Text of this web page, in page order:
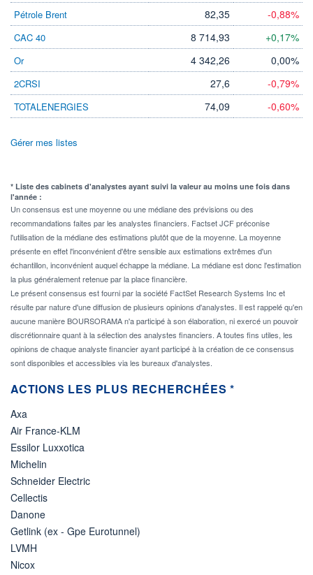
Pétrole Brent 82,35 -0,88%
CAC 40 8 714,93 +0,17%
Or 4 342,26 0,00%
2CRSI 27,6 -0,79%
TOTALENERGIES 74,09 -0,60%
Gérer mes listes
* Liste des cabinets d'analystes ayant suivi la valeur au moins une fois dans
l'année :
Un consensus est une moyenne ou une médiane des prévisions ou des
recommandations faites par les analystes financiers. Factset JCF préconise
l'utilisation de la médiane des estimations plutôt que de la moyenne. La moyenne
présente en effet l'inconvénient d'être sensible aux estimations extrêmes d'un
échantillon, inconvénient auquel échappe la médiane. La médiane est donc l'estimation
la plus généralement retenue par la place financière.
Le présent consensus est fourni par la société FactSet Research Systems Inc et
résulte par nature d'une diffusion de plusieurs opinions d'analystes. Il est rappelé qu'en
aucune manière BOURSORAMA n'a participé à son élaboration, ni exercé un pouvoir
discrétionnaire quant à la sélection des analystes financiers. A toutes fins utiles, les
opinions de chaque analyste financier ayant participé à la création de ce consensus
sont disponibles et accessibles via les bureaux d'analystes.
ACTIONS LES PLUS RECHERCHÉES *
Axa
Air France-KLM
Essilor Luxxotica
Michelin
Schneider Electric
Cellectis
Danone
Getlink (ex - Gpe Eurotunnel)
LVMH
Nicox